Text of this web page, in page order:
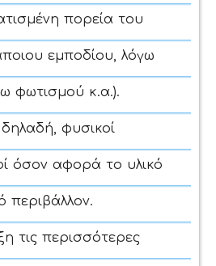
πορεία του
εμποδίου, λόγω
φωτισμού κ.α.).
φυσικοί
όσον αφορά το υλικό
περιβάλλον.
τις περισσότερες